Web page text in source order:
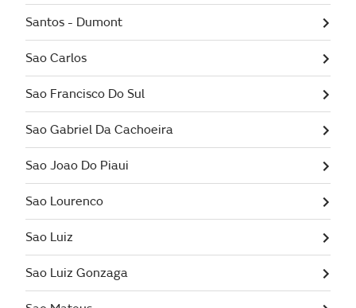
Santos - Dumont
Sao Carlos
Sao Francisco Do Sul
Sao Gabriel Da Cachoeira
Sao Joao Do Piaui
Sao Lourenco
Sao Luiz
Sao Luiz Gonzaga